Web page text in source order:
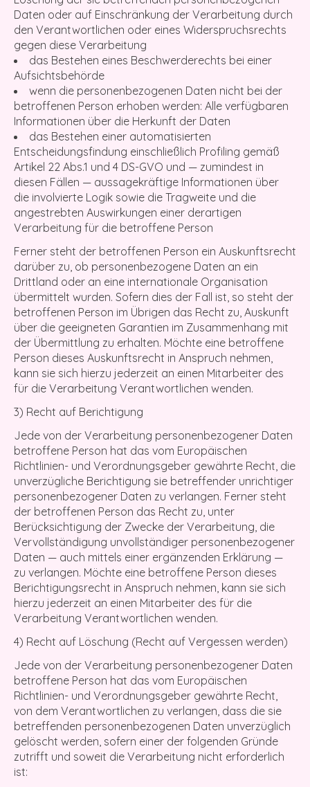
Daten oder auf Einschränkung der Verarbeitung durch
den Verantwortlichen oder eines Widerspruchsrechts
gegen diese Verarbeitung
das Bestehen eines Beschwerderechts bei einer
Aufsichtsbehörde
wenn die personenbezogenen Daten nicht bei der
betroffenen Person erhoben werden: Alle verfügbaren
Informationen über die Herkunft der Daten
das Bestehen einer automatisierten
Entscheidungsfindung einschließlich Profiling gemäß
Artikel 22 Abs.1 und 4 DS-GVO und — zumindest in
diesen Fällen — aussagekräftige Informationen über
die involvierte Logik sowie die Tragweite und die
angestrebten Auswirkungen einer derartigen
Verarbeitung für die betroffene Person
Ferner steht der betroffenen Person ein Auskunftsrecht
darüber zu, ob personenbezogene Daten an ein
Drittland oder an eine internationale Organisation
übermittelt wurden. Sofern dies der Fall ist, so steht der
betroffenen Person im Übrigen das Recht zu, Auskunft
über die geeigneten Garantien im Zusammenhang mit
der Übermittlung zu erhalten. Möchte eine betroffene
Person dieses Auskunftsrecht in Anspruch nehmen,
kann sie sich hierzu jederzeit an einen Mitarbeiter des
für die Verarbeitung Verantwortlichen wenden.
3) Recht auf Berichtigung
Jede von der Verarbeitung personenbezogener Daten
betroffene Person hat das vom Europäischen
Richtlinien- und Verordnungsgeber gewährte Recht, die
unverzügliche Berichtigung sie betreffender unrichtiger
personenbezogener Daten zu verlangen. Ferner steht
der betroffenen Person das Recht zu, unter
Berücksichtigung der Zwecke der Verarbeitung, die
Vervollständigung unvollständiger personenbezogener
Daten — auch mittels einer ergänzenden Erklärung —
zu verlangen. Möchte eine betroffene Person dieses
Berichtigungsrecht in Anspruch nehmen, kann sie sich
hierzu jederzeit an einen Mitarbeiter des für die
Verarbeitung Verantwortlichen wenden.
4) Recht auf Löschung (Recht auf Vergessen werden)
Jede von der Verarbeitung personenbezogener Daten
betroffene Person hat das vom Europäischen
Richtlinien- und Verordnungsgeber gewährte Recht,
von dem Verantwortlichen zu verlangen, dass die sie
betreffenden personenbezogenen Daten unverzüglich
gelöscht werden, sofern einer der folgenden Gründe
zutrifft und soweit die Verarbeitung nicht erforderlich
ist: